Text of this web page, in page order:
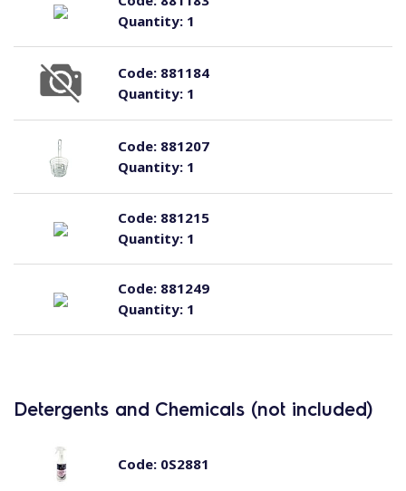
Quantity:1
Quantity:1
Code:881184
Quantity:1
Code:881207
Quantity:1
Code:881215
Quantity:1
Code:881249
Detergents and Chemicals (not included)
Code:0S2881